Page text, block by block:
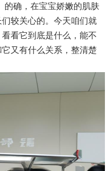
的确，在宝宝娇嫩的肌肤
较关心的。今天咱们就
看它到底是什么，能不
又有什么关系，整清楚